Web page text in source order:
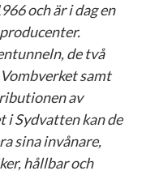
och är i dag en
de två
samt
av
i Sydvatten kan de
sina invånare,
hållbar och